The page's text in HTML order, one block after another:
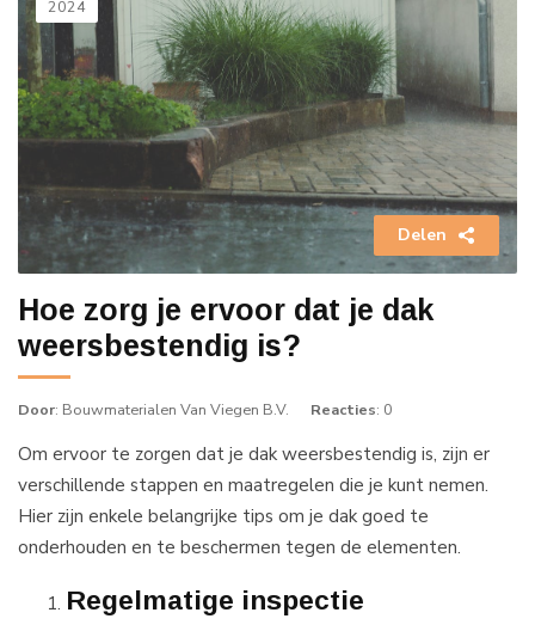
2024
Delen
Hoe zorg je ervoor dat je dak
weersbestendig is?
Door: Bouwmaterialen Van Viegen B.V. Reacties: 0
Om ervoor te zorgen dat je dak weersbestendig is, zijn er
verschillende stappen en maatregelen die je kunt nemen.
Hier zijn enkele belangrijke tips om je dak goed te
onderhouden en te beschermen tegen de elementen.
Regelmatige inspectie